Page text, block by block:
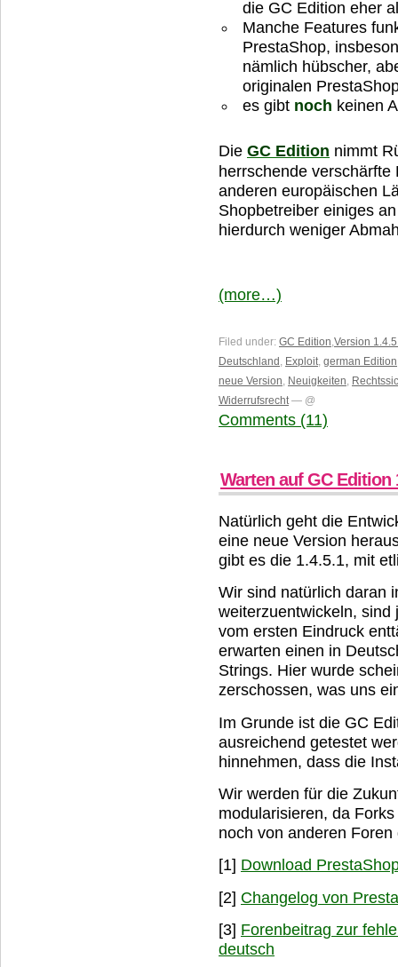
die GC Edition eher
Manche Features
PrestaShop,
nämlich hübscher,
originalen
es gibt noch keinen
Die GC Edition nimmt
herrschende
anderen europäischen
Shopbetreiber einiges
hierdurch weniger
(more…)
Filed under: GC Edition Version
Deutschland Exploit german Edition
neue Version Neuigkeiten
Widerrufsrecht — @
Comments (11)
Warten auf GC Edition
Natürlich geht die
eine neue Version
gibt es die 1.4.5.1, mit
Wir sind natürlich daran
weiterzuentwickeln, sind
vom ersten Eindruck
erwarten einen in
Strings. Hier wurde
zerschossen, was uns
Im Grunde ist die GC
ausreichend getestet
hinnehmen, dass die
Wir werden für die
modularisieren, da
noch von anderen
[1] Download
[2] Changelog von
[3] Forenbeitrag zur
deutsch